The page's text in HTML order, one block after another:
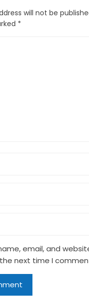
will not be
*
email, and
next time I